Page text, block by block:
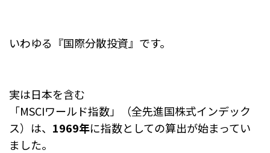
いわゆる『国際分散投資』です。
実は日本を含む
「MSCIワールド指数」（全先進国株式インデック
ス）は、 1969年に指数としての算出が始まってい
ました。